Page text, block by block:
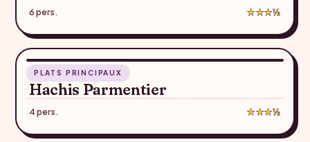
6 pers. ★★★½
PLATS PRINCIPAUX
Hachis Parmentier
4 pers. ★★★½